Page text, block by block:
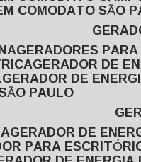
COMODATO SÃO
GERADORES
GERADOR DE
GERADOR DE
PAULO
GERADOR DE
PARA